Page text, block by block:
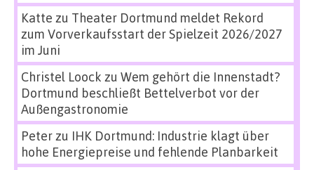
Katte zu Theater Dortmund meldet Rekord
zum Vorverkaufsstart der Spielzeit 2026/2027
im Juni
Christel Loock zu Wem gehört die Innenstadt?
Dortmund beschließt Bettelverbot vor der
Außengastronomie
Peterzu IHK Dortmund: Industrie klagt über
hohe Energiepreise und fehlende Planbarkeit